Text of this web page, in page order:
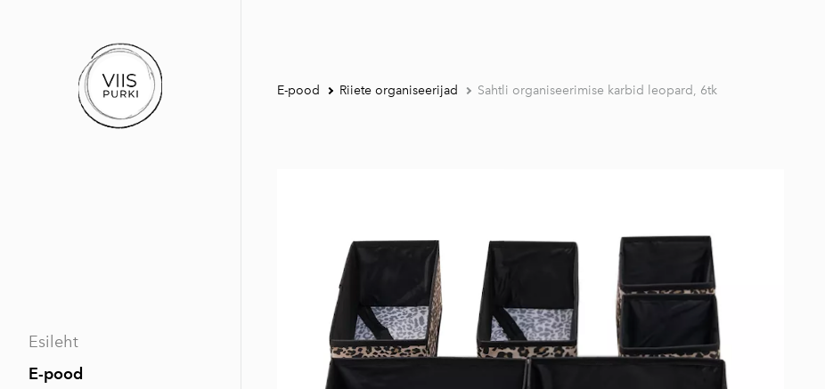
Esileht
E-pood
E-pood Riiete organiseerijad Sahtli organiseerimise karbid leopard, 6tk